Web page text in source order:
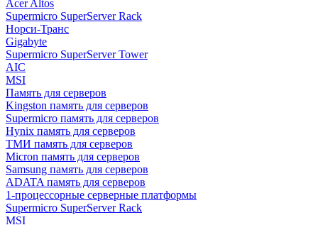
Acer Altos
Supermicro SuperServer Rack
Норси-Транс
Gigabyte
Supermicro SuperServer Tower
AIC
MSI
Память для серверов
Kingston память для серверов
Supermicro память для серверов
Hynix память для серверов
ТМИ память для серверов
Micron память для серверов
Samsung память для серверов
ADATA память для серверов
1-процессорные серверные платформы
Supermicro SuperServer Rack
MSI